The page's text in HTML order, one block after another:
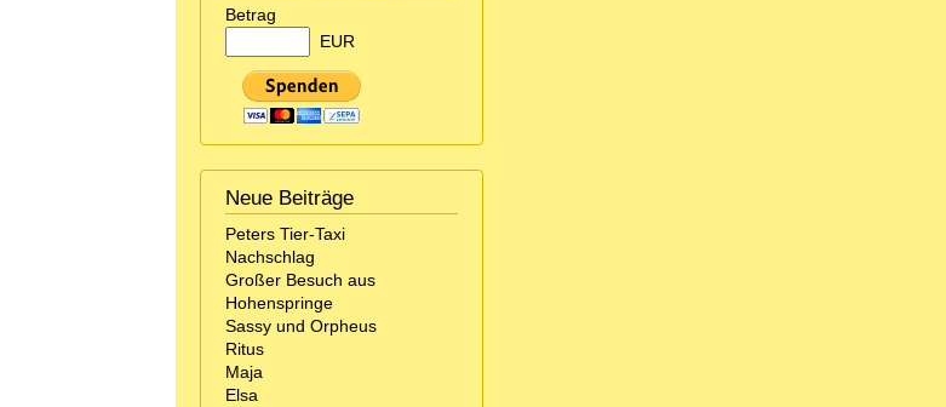
Betrag
EUR
Neue Beiträge
Peters Tier-Taxi
Nachschlag
Großer Besuch aus
Hohenspringe
Sassy und Orpheus
Ritus
Maja
Elsa